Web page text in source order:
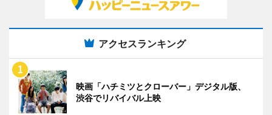
アクセスランキング
映画「ハチミツとクローバー」デジタル版、
渋谷でリバイバル上映